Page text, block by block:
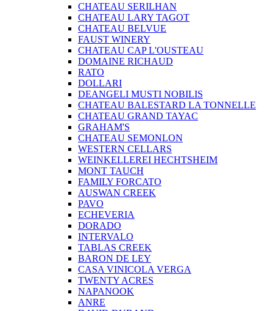
CHATEAU SERILHAN
CHATEAU LARY TAGOT
CHATEAU BELVUE
FAUST WINERY
CHATEAU CAP L'OUSTEAU
DOMAINE RICHAUD
RATO
DOLLARI
DEANGELI MUSTI NOBILIS
CHATEAU BALESTARD LA TONNELLE
CHATEAU GRAND TAYAC
GRAHAM'S
CHATEAU SEMONLON
WESTERN CELLARS
WEINKELLEREI HECHTSHEIM
MONT TAUCH
FAMILY FORCATO
AUSWAN CREEK
PAVO
ECHEVERIA
DORADO
INTERVALO
TABLAS CREEK
BARON DE LEY
CASA VINICOLA VERGA
TWENTY ACRES
NAPANOOK
ANRE